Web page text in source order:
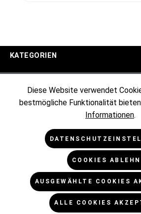
KATEGORIEN
KUNDENINFORMATIONEN
RECHTLICHES
* Alle Preise exkl. gesetzl.
Versandkosten
und ggf.
Diese Website verwendet
bestmögliche Funktionalität bieten
Informationen.
COOKIES
AUSGEWÄHLTE COOKIES
ALLE COOKIES